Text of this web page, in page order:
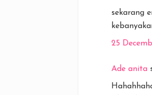
sekarang
25
Ade anita